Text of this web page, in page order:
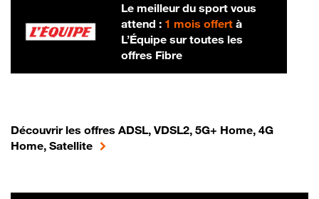
Le meilleur du sport vous
attend : 1 mois offertà
L’Équipe sur toutes les
offres Fibre
Découvrir les offres ADSL, VDSL2, 5G+ Home, 4G
Home, Satellite